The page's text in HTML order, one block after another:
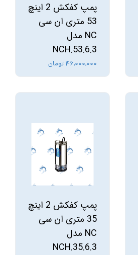
پمپ کفکش 2 اینچ
53 متری ان سی
NC مدل
NCH.53.6.3
۴۶,۰۰۰,۰۰۰ تومان
پمپ کفکش 2 اینچ
35 متری ان سی
NC مدل
NCH.35.6.3